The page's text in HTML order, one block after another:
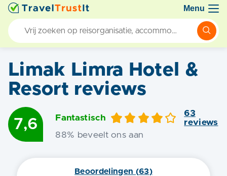
Menu
Limak Limra Hotel &
Resort reviews
7,6 Fantastisch
63
reviews
88% beveelt ons aan
Beoordelingen (63)